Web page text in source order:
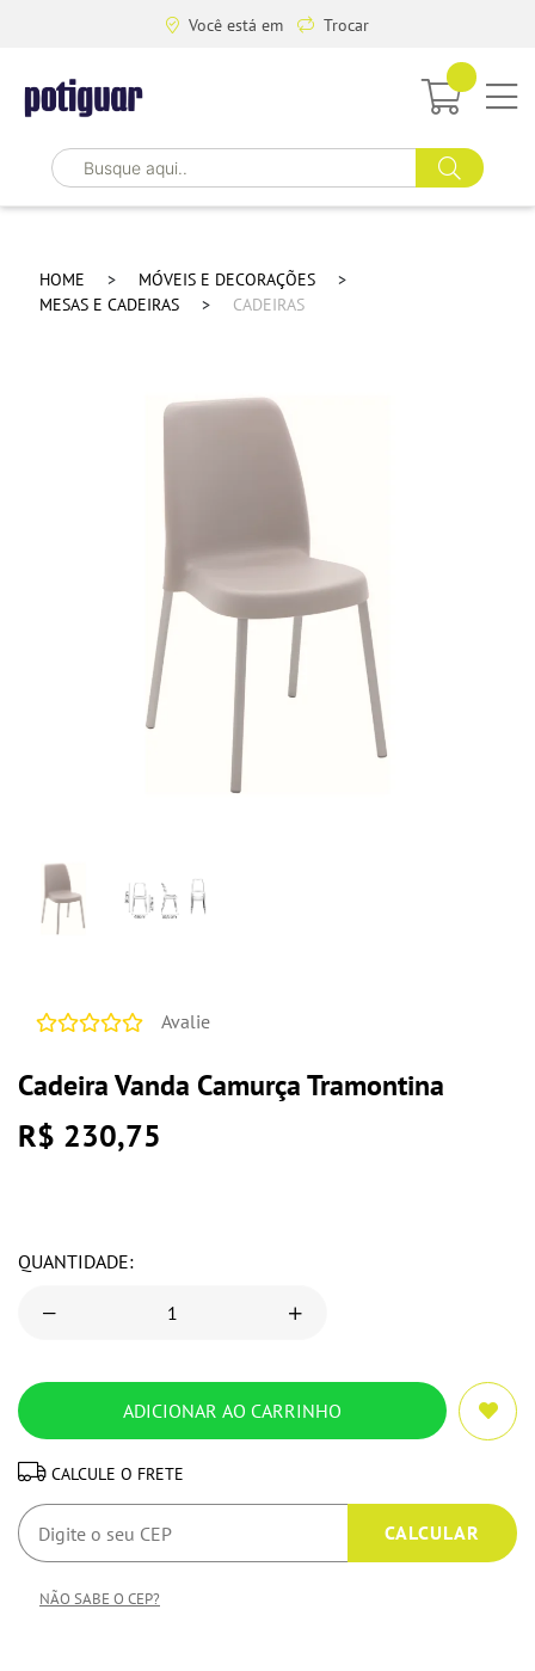
Você está em Trocar
HOME
MÓVEIS E DECORAÇÕES
MESAS E CADEIRAS
CADEIRAS
Avalie
Cadeira Vanda Camurça Tramontina
R$ 230,75
QUANTIDADE:
CALCULE O FRETE
NÃO SABE O CEP?